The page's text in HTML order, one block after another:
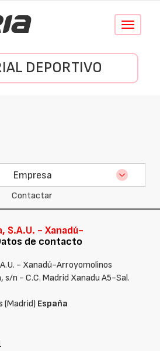
Conmutar
DEPORTIVO
Empresa
Contactar
S.A.U. - Xanadú-
de contacto
- Xanadú-Arroyomolinos
s/n - C.C. Madrid Xanadu A5-Sal.
(Madrid) España